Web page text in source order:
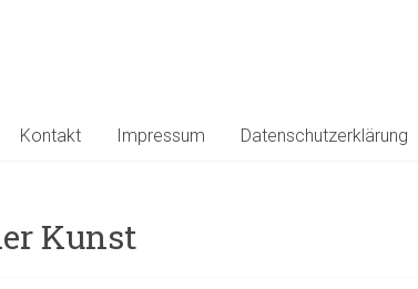
Kontakt Impressum Datenschutzerklärung
Kunst